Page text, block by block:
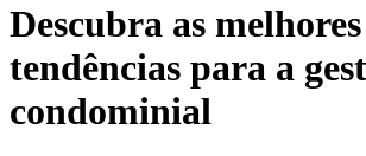
Descubra as
tendências para a
condominial